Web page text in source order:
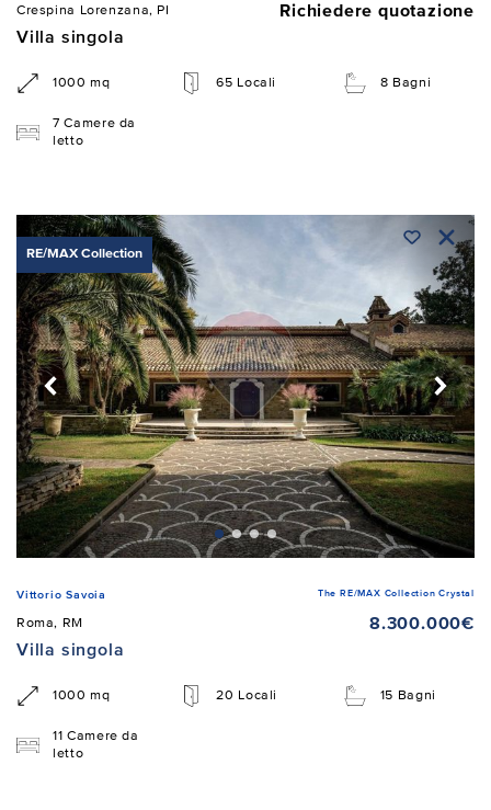
Crespina Lorenzana, PI
Richiedere quotazione
Villa singola
1000 mq 65 Locali 8 Bagni
7 Camere da
letto
RE/MAX Collection
Vittorio Savoia The RE/MAX Collection Crystal
Roma, RM
8.300.000€
Villa singola
1000 mq 20 Locali 15 Bagni
11 Camere da
letto